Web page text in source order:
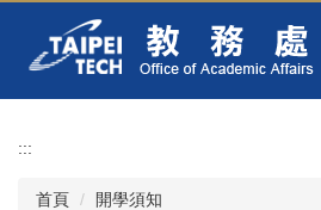
容
:::
首頁 開學須知